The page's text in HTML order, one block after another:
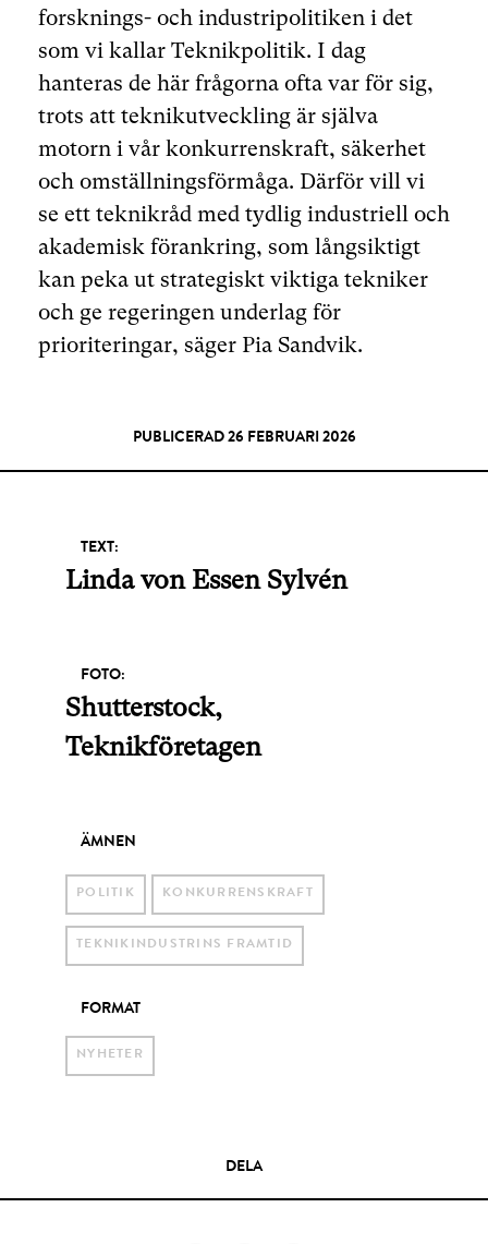
forsknings- och industripolitiken i det
som vi kallar Teknikpolitik. I dag
hanteras de här frågorna ofta var för sig,
trots att teknikutveckling är själva
motorn i vår konkurrenskraft, säkerhet
och omställningsförmåga. Därför vill vi
se ett teknikråd med tydlig industriell och
akademisk förankring, som långsiktigt
kan peka ut strategiskt viktiga tekniker
och ge regeringen underlag för
prioriteringar, säger Pia Sandvik.
PUBLICERAD 26 FEBRUARI 2026
TEXT:
Linda von Essen Sylvén
FOTO:
Shutterstock,
Teknikföretagen
ÄMNEN
POLITIK KONKURRENSKRAFT
TEKNIKINDUSTRINS FRAMTID
FORMAT
NYHETER
DELA